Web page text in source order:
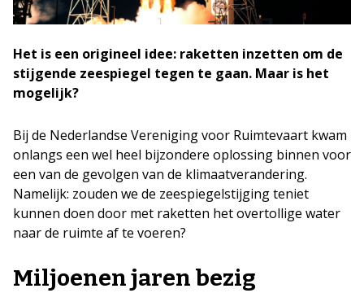
Het is een origineel idee: raketten inzetten om de
stijgende zeespiegel tegen te gaan. Maar is het
mogelijk?
Bij de Nederlandse Vereniging voor Ruimtevaart kwam
onlangs een wel heel bijzondere oplossing binnen voor
een van de gevolgen van de klimaatverandering.
Namelijk: zouden we de zeespiegelstijging teniet
kunnen doen door met raketten het overtollige water
naar de ruimte af te voeren?
Miljoenen jaren bezig